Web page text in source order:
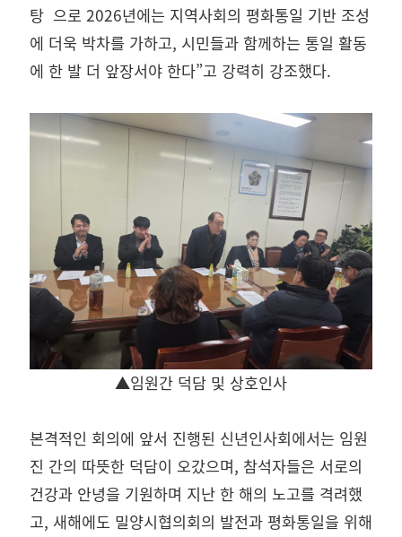
탕 으로 2026년에는 지역사회의 평화통일 기반 조성
에 더욱 박차를 가하고, 시민들과 함께하는 통일 활동
에 한 발 더 앞장서야 한다”고 강력히 강조했다.
▲임원간 덕담 및 상호인사
본격적인 회의에 앞서 진행된 신년인사회에서는 임원
진 간의 따뜻한 덕담이 오갔으며, 참석자들은 서로의
건강과 안녕을 기원하며 지난 한 해의 노고를 격려했
고, 새해에도 밀양시협의회의 발전과 평화통일을 위해